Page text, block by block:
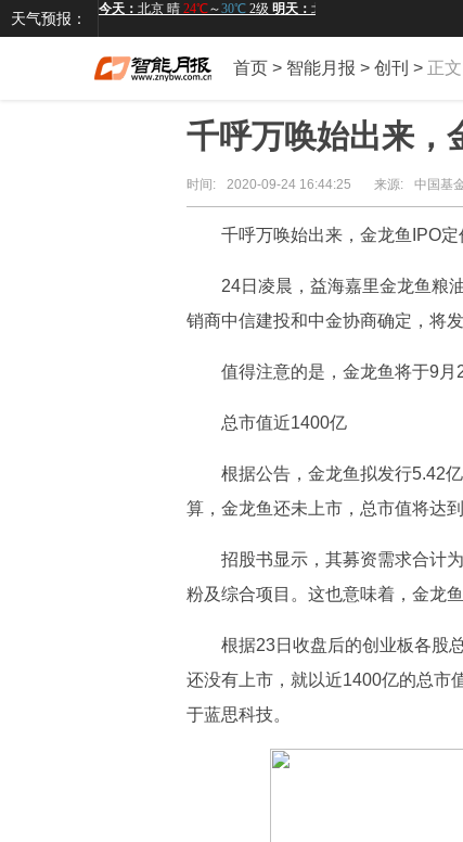
天气预报：
首页 > 智能月报 > 创刊 > 正文
千呼万唤始出来，
时间: 2020-09-24 16:44:25 来源: 中国基
千呼万唤始出来，金龙鱼IPO定
24日凌晨，益海嘉里金龙鱼粮
销商中信建投和中金协商确定，将
值得注意的是，金龙鱼将于9月
总市值近1400亿
根据公告，金龙鱼拟发行5.42
算，金龙鱼还未上市，总市值将达到
招股书显示，其募资需求合计
粉及综合项目。这也意味着，金龙
根据23日收盘后的创业板各股
还没有上市，就以近1400亿的总市
于蓝思科技。